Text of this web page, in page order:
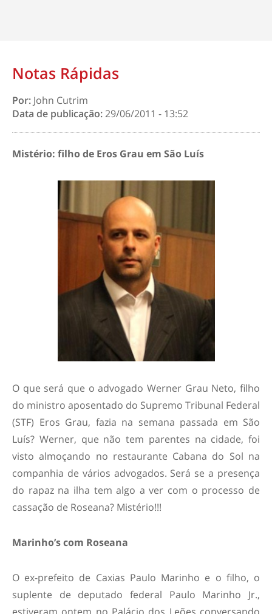
Notas Rápidas
Por: John Cutrim
Data de publicação:29/06/2011 - 13:52
Mistério: filho de Eros Grau em São Luís
O que será que o advogado Werner Grau Neto, filho
do ministro aposentado do Supremo Tribunal Federal
(STF) Eros Grau, fazia na semana passada em São
Luís? Werner, que não tem parentes na cidade, foi
visto almoçando no restaurante Cabana do Sol na
companhia de vários advogados. Será se a presença
do rapaz na ilha tem algo a ver com o processo de
cassação de Roseana? Mistério!!!
Marinho’s com Roseana
O ex-prefeito de Caxias Paulo Marinho e o filho, o
suplente de deputado federal Paulo Marinho Jr.,